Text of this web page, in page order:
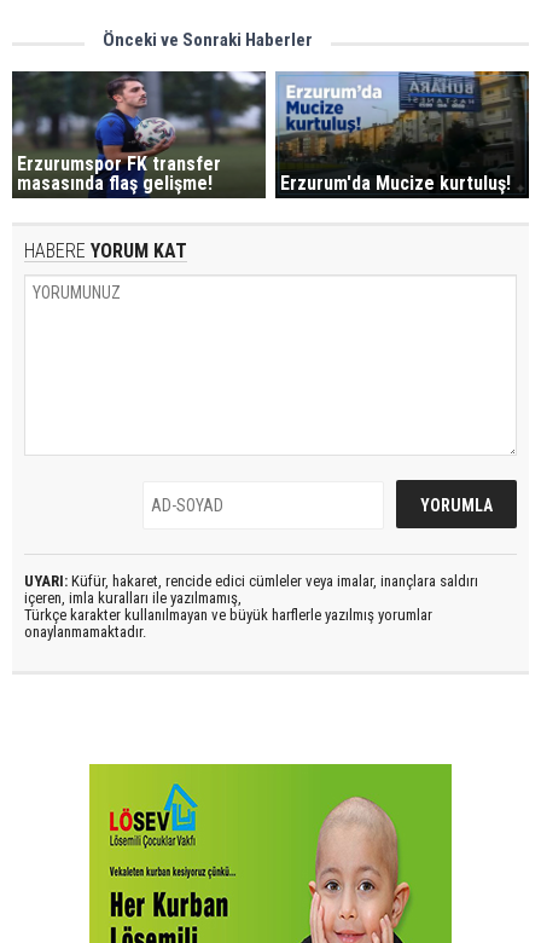
Önceki ve Sonraki Haberler
Erzurumspor FK transfer
masasında flaş gelişme!
Erzurum'da Mucize kurtuluş!
HABERE YORUM KAT
UYARI: Küfür, hakaret, rencide edici cümleler veya imalar, inançlara saldırı
içeren, imla kuralları ile yazılmamış,
Türkçe karakter kullanılmayan ve büyük harflerle yazılmış yorumlar
onaylanmamaktadır.